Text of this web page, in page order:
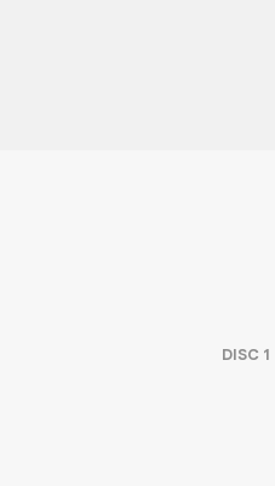
DISC 1